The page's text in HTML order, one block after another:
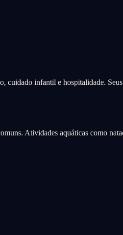
cuidado infantil e hospitalidade.
Atividades aquáticas como